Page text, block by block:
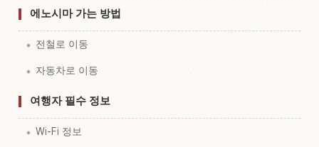
에노시마 가는 방법
전철로 이동
자동차로 이동
여행자 필수 정보
Wi-Fi 정보